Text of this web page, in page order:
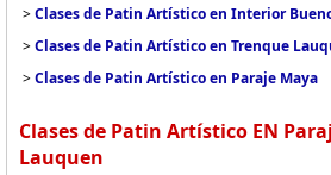
>Clases de Patin Artístico en Interior
>Clases de Patin Artístico en Trenque
>Clases de Patin Artístico en Paraje Maya
Clases de Patin Artístico EN
Lauquen